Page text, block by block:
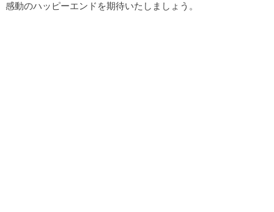
感動のハッピーエンドを期待いたしましょう。